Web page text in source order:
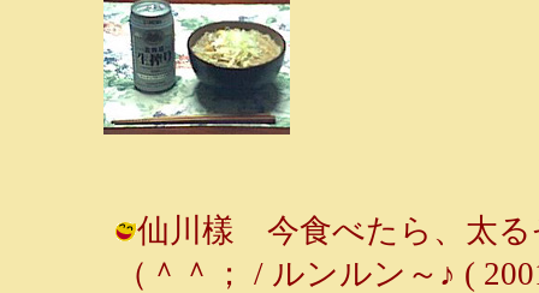
仙川樣 今食べたら、太る
（＾＾； / ルンルン～♪ (